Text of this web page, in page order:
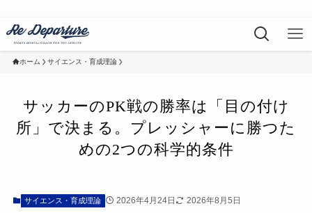
ホーム サイエンス・育成理論
サッカーのPK戦の勝率は「目の付け
所」で決まる。プレッシャーに勝つた
めの2つの科学的条件
サイエンス・育成理論 2026年4月24日 2026年8月5日